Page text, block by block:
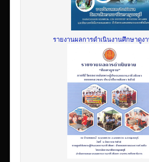
รายงานผลการดำเนินงานศึกษาดูง